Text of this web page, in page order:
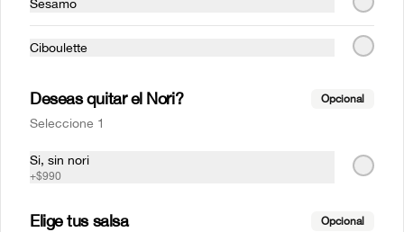
Avocado clasic
$6.290
Sésamo
Ciboulette
Deseas quitar el Nori? Opcional
Seleccione 1
Si, sin nori
+$990
Elige tus salsa Opcional